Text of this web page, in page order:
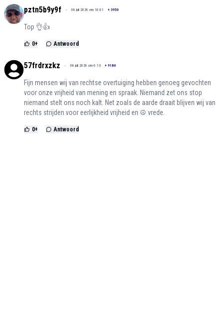
pztn5b9y9f 08 juli 2026 om 10:01 + 3950
Top 👌👍
0+ Antwoord
57frdrxzkz 08 juli 2026 om 6:13 + 9184
Fijn mensen wij van rechtse overtuiging hebben genoeg gevochten
voor onze vrijheid van mening en spraak. Niemand zet ons stop
niemand stelt ons noch kalt. Net zoals de aarde draait blijven wij van
rechts strijden voor eerlijkheid vrijheid en ☮️ vrede.
0+ Antwoord